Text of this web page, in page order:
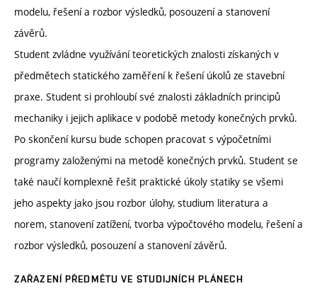
modelu, řešení a rozbor výsledků, posouzení a stanovení
závěrů.
Student zvládne využívání teoretických znalosti získaných v
předmětech statického zaměření k řešení úkolů ze stavební
praxe. Student si prohloubí své znalosti základních principů
mechaniky i jejich aplikace v podobě metody konečných prvků.
Po skončení kursu bude schopen pracovat s výpočetními
programy založenými na metodě konečných prvků. Student se
také naučí komplexně řešit praktické úkoly statiky se všemi
jeho aspekty jako jsou rozbor úlohy, studium literatura a
norem, stanovení zatížení, tvorba výpočtového modelu, řešení a
rozbor výsledků, posouzení a stanovení závěrů.
ZAŘAZENÍ PŘEDMĚTU VE STUDIJNÍCH PLÁNECH